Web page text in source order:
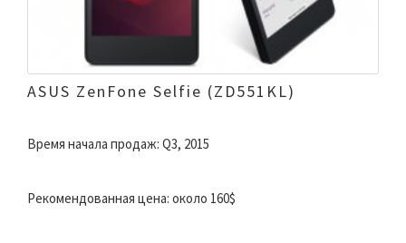
ASUS ZenFone Selfie (ZD551KL)
Время начала продаж: Q3, 2015
Рекомендованная цена: около 160$